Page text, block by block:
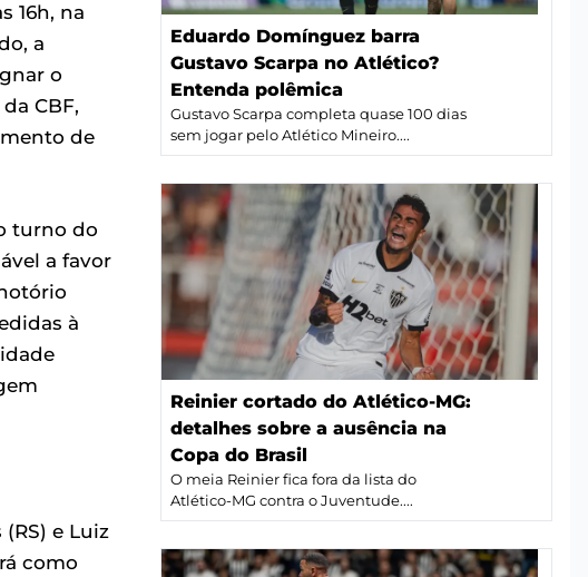
16h, na
a
o
CBF,
de
turno do
a favor
à
e Luiz
como
Eduardo Domínguez barra
Gustavo Scarpa no Atlético?
Entenda polêmica
Gustavo Scarpa completa quase 100 dias
sem jogar pelo Atlético Mineiro....
Reinier cortado do Atlético-MG:
detalhes sobre a ausência na
Copa do Brasil
O meia Reinier fica fora da lista do
Atlético-MG contra o Juventude....